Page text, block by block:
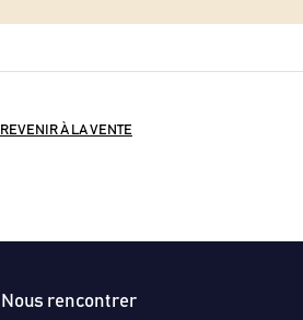
REVENIR À LA VENTE
Nous rencontrer